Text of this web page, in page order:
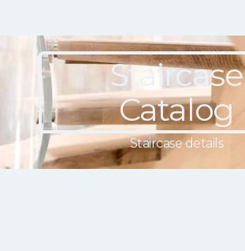
Staircase
Catalog
Staircase details